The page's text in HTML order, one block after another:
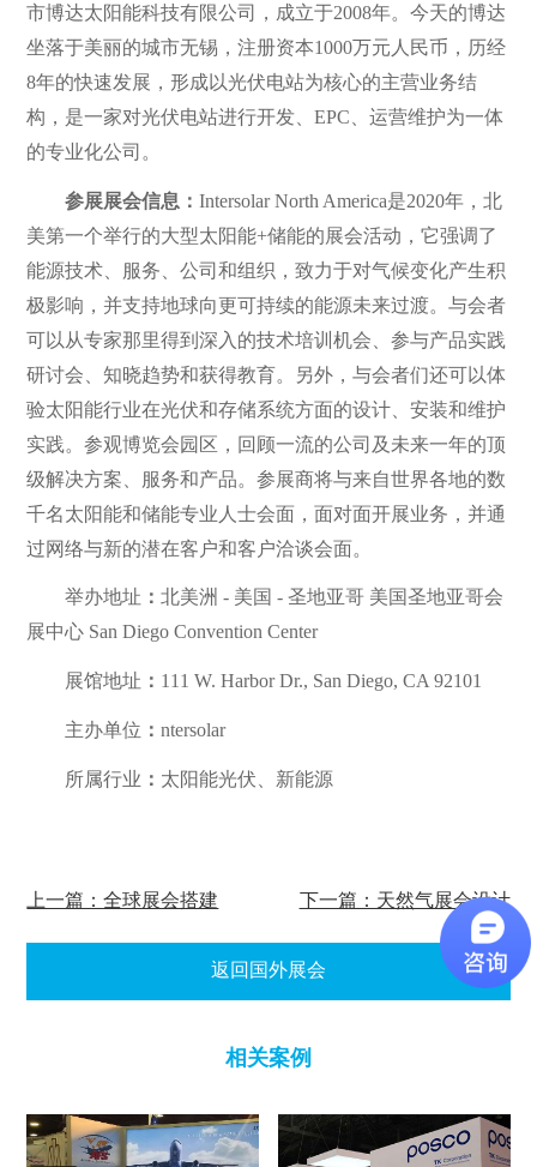
市博达太阳能科技有限公司，成立于2008年。今天的博达
坐落于美丽的城市无锡，注册资本1000万元人民币，历经
8年的快速发展，形成以光伏电站为核心的主营业务结
构，是一家对光伏电站进行开发、EPC、运营维护为一体
的专业化公司。
参展展会信息：Intersolar North America是2020年，北
美第一个举行的大型太阳能+储能的展会活动，它强调了
能源技术、服务、公司和组织，致力于对气候变化产生积
极影响，并支持地球向更可持续的能源未来过渡。与会者
可以从专家那里得到深入的技术培训机会、参与产品实践
研讨会、知晓趋势和获得教育。另外，与会者们还可以体
验太阳能行业在光伏和存储系统方面的设计、安装和维护
实践。参观博览会园区，回顾一流的公司及未来一年的顶
级解决方案、服务和产品。参展商将与来自世界各地的数
千名太阳能和储能专业人士会面，面对面开展业务，并通
过网络与新的潜在客户和客户洽谈会面。
举办地址 ：北美洲 - 美国 - 圣地亚哥 美国圣地亚哥会
展中心 San Diego Convention Center
展馆地址 ： 111 W. Harbor Dr., San Diego, CA 92101
主办单位 ：ntersolar
所属行业 ： 太阳能光伏、新能源
上一篇：全球展会搭建 下一篇：天然气展会设计
返回国外展会
相关案例